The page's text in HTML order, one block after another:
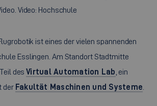
Video: Hochschule
ist eines der vielen spannenden
Esslingen. Am Standort Stadtmitte
desVirtual Automation Lab , ein
der Fakultät Maschinen und Systeme